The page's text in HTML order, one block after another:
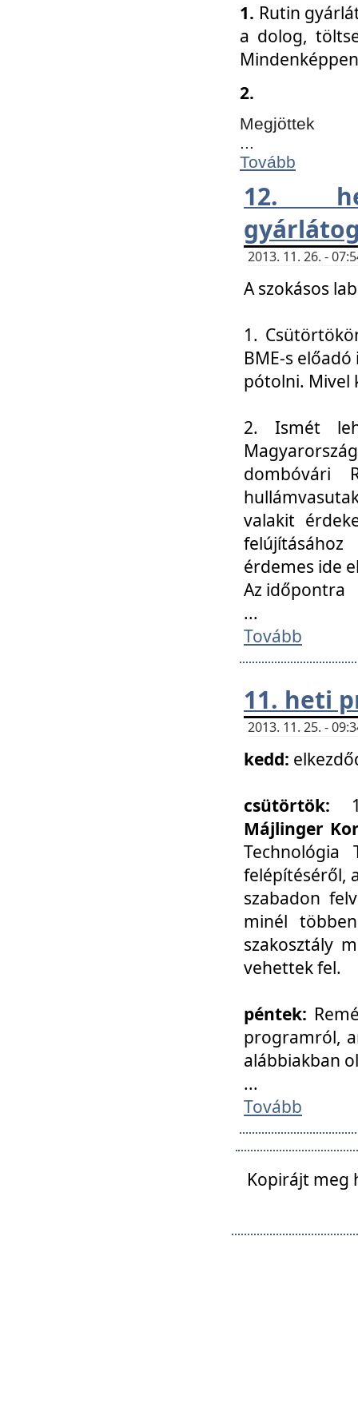
1. Rutin
a dolog,
2.
Megjöttek
...
Tovább
12.
2013. 11. 26. -
A szokásos
1.
BME-s
pótolni. Mivel
2. Ismét
dombóvári
valakit
érdemes ide
Az időpontra
...
Tovább
11. heti
2013. 11. 25. -
kedd:
csütörtök:
Májlinger
Technológia
felépítéséről,
szabadon
minél
szakosztály
vehettek fel.
péntek:
programról,
alábbiakban
...
Tovább
Kopirájt meg